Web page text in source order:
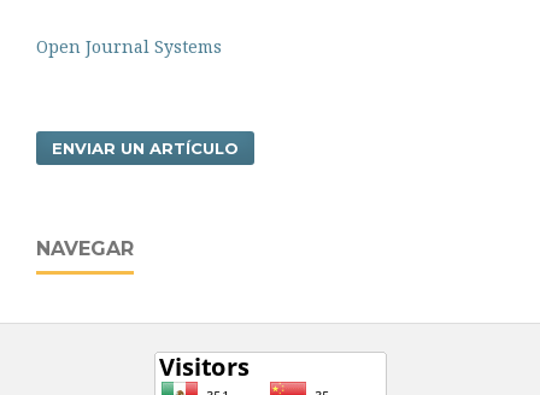
Open Journal Systems
ENVIAR UN ARTÍCULO
NAVEGAR